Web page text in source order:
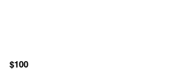
$100